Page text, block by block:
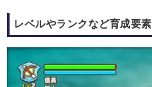
レベルやランクなど育成要素